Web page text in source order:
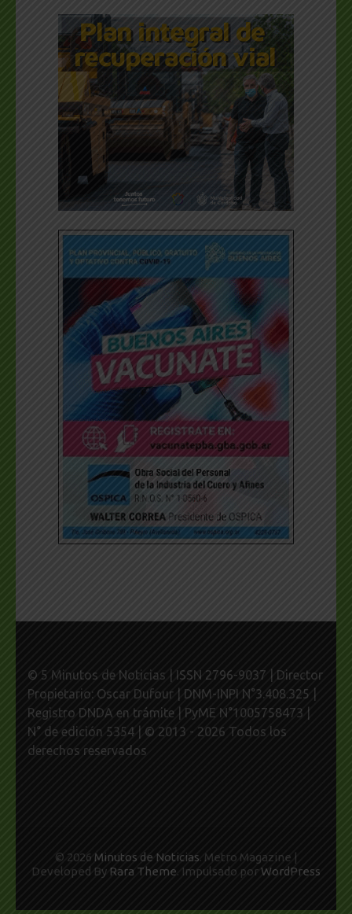
© 5 Minutos de Noticias | ISSN 2796-9037 | Director
Propietario: Oscar Dufour | DNM-INPI N°3.408.325 |
Registro DNDA en trámite | PyME N°1005758473 |
N° de edición 5354 | © 2013 - 2026 Todos los
derechos reservados
© 2026 Minutos de Noticias. Metro Magazine |
Developed By Rara Theme. Impulsado porWordPress